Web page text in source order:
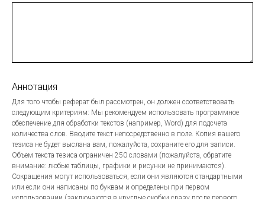
Аннотация
Для того чтобы реферат был рассмотрен, он должен соответствовать
следующим критериям: Мы рекомендуем использовать программное
обеспечение для обработки текстов (например, Word) для подсчета
количества слов. Вводите текст непосредственно в поле. Копия вашего
тезиса не будет выслана вам, пожалуйста, сохраните его для записи.
Объем текста тезиса ограничен 250 словами (пожалуйста, обратите
внимание: любые таблицы, графики и рисунки не принимаются).
Сокращения могут использоваться, если они являются стандартными
или если они написаны по буквам и определены при первом